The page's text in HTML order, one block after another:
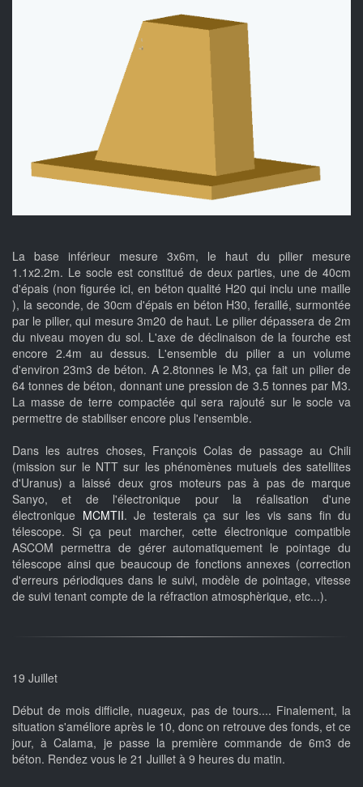
La base inférieur mesure 3x6m, le haut du pilier mesure
1.1x2.2m. Le socle est constitué de deux parties, une de 40cm
d'épais (non figurée ici, en béton qualité H20 qui inclu une maille
), la seconde, de 30cm d'épais en béton H30, feraillé, surmontée
par le pilier, qui mesure 3m20 de haut. Le pilier dépassera de 2m
du niveau moyen du sol. L'axe de déclinaison de la fourche est
encore 2.4m au dessus. L'ensemble du pilier a un volume
d'environ 23m3 de béton. A 2.8tonnes le M3, ça fait un pilier de
64 tonnes de béton, donnant une pression de 3.5 tonnes par M3.
La masse de terre compactée qui sera rajouté sur le socle va
permettre de stabiliser encore plus l'ensemble.
Dans les autres choses, François Colas de passage au Chili
(mission sur le NTT sur les phénomènes mutuels des satellites
d'Uranus) a laissé deux gros moteurs pas à pas de marque
Sanyo, et de l'électronique pour la réalisation d'une
électronique MCMTII. Je testerais ça sur les vis sans fin du
télescope. Si ça peut marcher, cette électronique compatible
ASCOM permettra de gérer automatiquement le pointage du
télescope ainsi que beaucoup de fonctions annexes (correction
d'erreurs périodiques dans le suivi, modèle de pointage, vitesse
de suivi tenant compte de la réfraction atmosphèrique, etc...).
19 Juillet
Début de mois difficile, nuageux, pas de tours.... Finalement, la
situation s'améliore après le 10, donc on retrouve des fonds, et ce
jour, à Calama, je passe la première commande de 6m3 de
béton. Rendez vous le 21 Juillet à 9 heures du matin.